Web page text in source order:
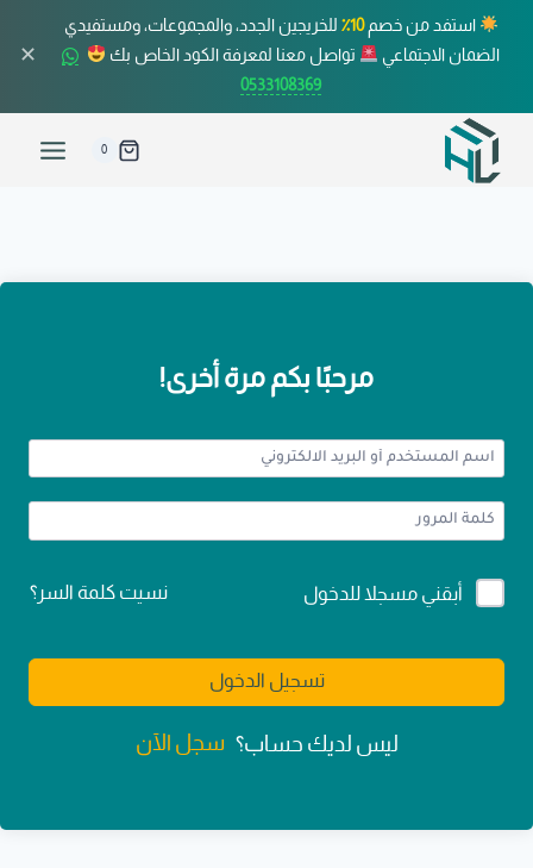
استفد من خصم10٪
للخريجين الجدد، والمجموعات، ومستفيدي
الضمان الاجتماعي
تواصل معنا لمعرفة الكود الخاص بك
0533108369
✕
0
مرحبًا بكم مرة أخرى!
Alternative:
أبقني مسجلا للدخول نسيت كلمة السر؟
تسجيل الدخول
ليس لديك حساب؟ سجل الآن